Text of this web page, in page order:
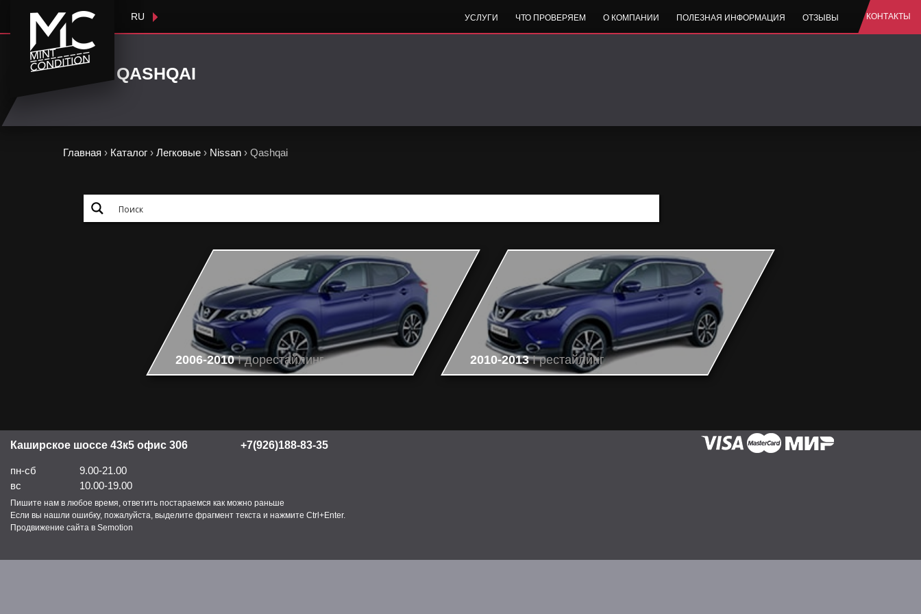
RU УСЛУГИ ЧТО ПРОВЕРЯЕМ О КОМПАНИИ ПОЛЕЗНАЯ ИНФОРМАЦИЯ ОТЗЫВЫ КОНТАКТЫ
QASHQAI
Главная › Каталог › Легковые › Nissan › Qashqai
2006-2010I дорестайлинг 2010-2013I рестайлинг
Каширское шоссе 43к5 офис 306
пн-сб
9.00-21.00
вс
10.00-19.00
Пишите нам в любое время, ответить постараемся как можно раньше
Если вы нашли ошибку, пожалуйста, выделите фрагмент текста и нажмите Ctrl+Enter.
Продвижение сайта в Semotion
+7(926)188-83-35